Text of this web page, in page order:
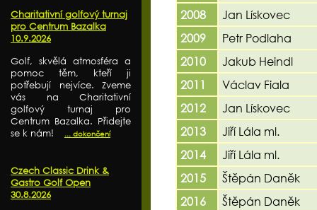
Charitativní golfový turnaj
pro Centrum Bazalka
10.9.2026
Golf, skvělá atmosféra a
pomoc těm, kteří ji
potřebují nejvíce. Zveme
vás na Charitativní
golfový turnaj pro
Centrum Bazalka. Přidejte
se k nám!
... dokončení
Czech Classic Drink &
Gastro Golf Open
30.8.2026
2008
Jan Lískovec
2009
Petr Podlaha
2010
Jakub Heindl
2011
Václav Fiala
2012
Jan Lískovec
2013
Jiří Lála ml.
2014
Jiří Lála ml.
2015
Štěpán Daněk
2016
Štěpán Daněk